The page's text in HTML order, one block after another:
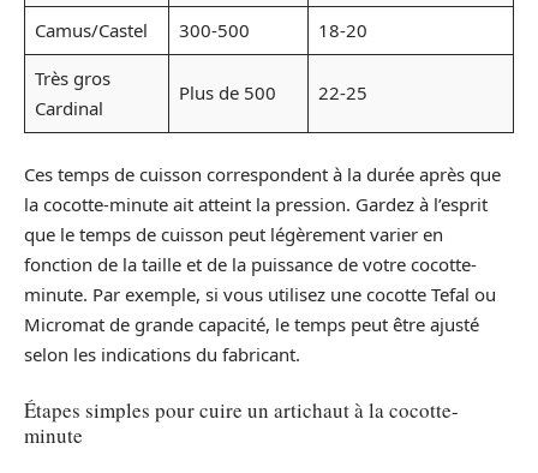
Camus/Castel 300-500
18-20
Très gros
Cardinal
Plus de 500 22-25
Ces temps de cuisson correspondent à la durée après que
la cocotte-minute ait atteint la pression. Gardez à l’esprit
que le temps de cuisson peut légèrement varier en
fonction de la taille et de la puissance de votre cocotte-
minute. Par exemple, si vous utilisez une cocotte Tefal ou
Micromat de grande capacité, le temps peut être ajusté
selon les indications du fabricant.
Étapes simples pour cuire un artichaut à la cocotte-
minute